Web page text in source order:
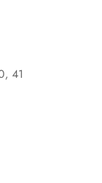
41